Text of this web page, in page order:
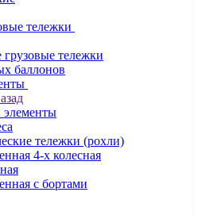
тележки
грузовые тележки
баллонов
элементы
тележки (рохли)
4-х колесная
с бортами